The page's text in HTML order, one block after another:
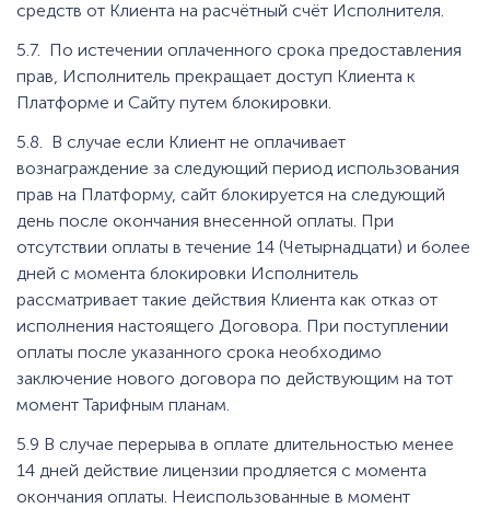
средств от Клиента на расчётный счёт Исполнителя.
5.7. По истечении оплаченного срока предоставления
прав, Исполнитель прекращает доступ Клиента к
Платформе и Сайту путем блокировки.
5.8. В случае если Клиент не оплачивает
вознаграждение за следующий период использования
прав на Платформу, сайт блокируется на следующий
день после окончания внесенной оплаты. При
отсутствии оплаты в течение 14 (Четырнадцати) и более
дней с момента блокировки Исполнитель
рассматривает такие действия Клиента как отказ от
исполнения настоящего Договора. При поступлении
оплаты после указанного срока необходимо
заключение нового договора по действующим на тот
момент Тарифным планам.
5.9 В случае перерыва в оплате длительностью менее
14 дней действие лицензии продляется с момента
окончания оплаты. Неиспользованные в момент